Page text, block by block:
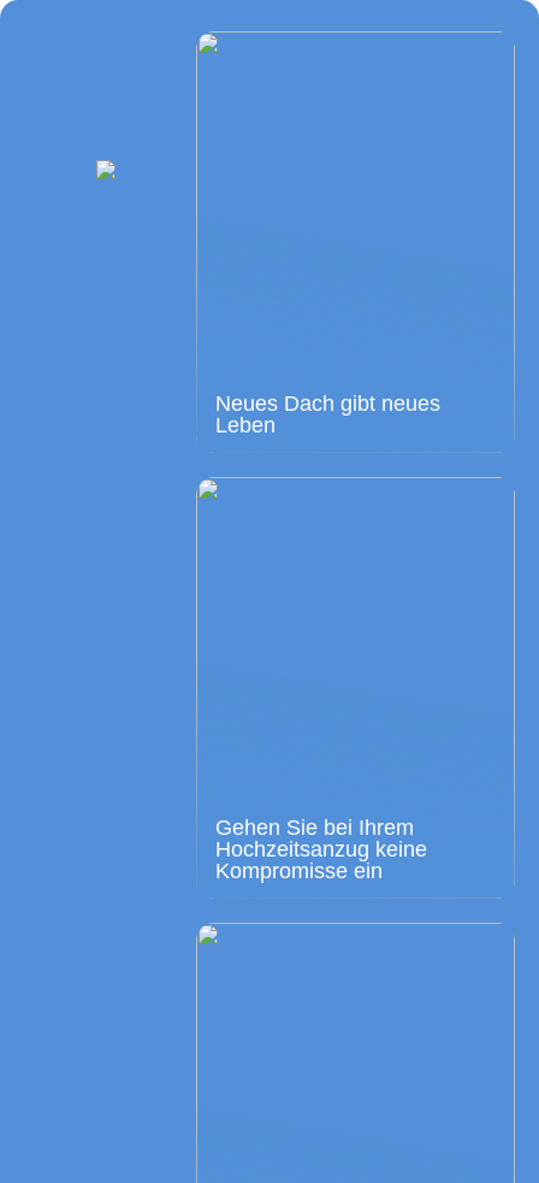
Neues Dach gibt neues
Leben
Gehen Sie bei Ihrem
Hochzeitsanzug keine
Kompromisse ein